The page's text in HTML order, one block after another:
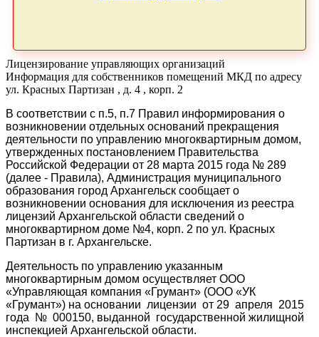
Лицензирование управляющих организаций
Информация для собственников помещений МКД по адресу
ул. Красных Партизан , д. 4 , корп. 2
В соответствии с п.5, п.7 Правил информирования о
возникновении отдельных оснований прекращения
деятельности по управлению многоквартирным домом,
утвержденных постановлением Правительства
Российской Федерации от 28 марта 2015 года № 289
(далее - Правила), Администрация муниципального
образования город Архангельск сообщает о
возникновении основания для исключения из реестра
лицензий Архангельской области сведений о
многоквартирном доме №4, корп. 2 по ул. Красных
Партизан в г. Архангельске.
Деятельность по управлению указанным
многоквартирным домом осуществляет ООО
«Управляющая компания «Грумант» (ООО «УК
«Грумант») на основании лицензии от 29 апреля 2015
года № 000150, выданной государственной жилищной
инспекцией Архангельской области.